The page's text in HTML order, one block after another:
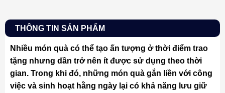
THÔNG TIN SẢN PHẨM
Nhiều món quà có thể tạo ấn tượng ở thời điểm trao
tặng nhưng dần trở nên ít được sử dụng theo thời
gian. Trong khi đó, những món quà gắn liền với công
việc và sinh hoạt hằng ngày lại có khả năng lưu giữ